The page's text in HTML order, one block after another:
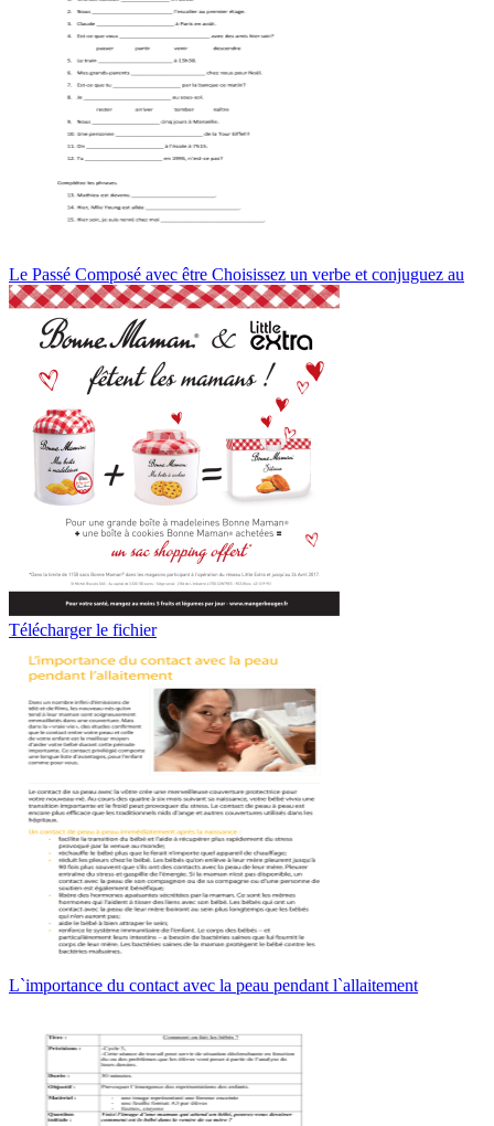
Le Passé Composé avec être Choisissez un verbe et conjuguez au
Télécharger le fichier
L`importance du contact avec la peau pendant l`allaitement